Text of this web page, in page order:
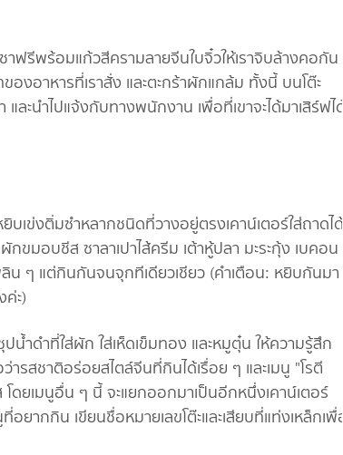
ฟรีพร้อมแก้วสีครามลายจีนใบจิ๋วให้เราจิบล้างคอกัน
งอาหารที่เราสั่ง และตะกร้าผักแกล้ม ทั้งนี้ บนโต๊ะ
และนำไปแจ้งกับทางพนักงาน เพื่อที่เขาจะได้มาเสิร์ฟได้
บเข่งติ่มซำหลากชนิดที่วางอยู่ตรงเคาน์เตอร์ใส่ถาดได้
ขมอบชีส ซาลาเปาไส้ครีม เต้าหู้ปลา มะระกุ้ง เบคอน
น ๆ แต่กินกันจนจุกทีเดียวเชียว (คำเตือน: หยิบกันมา
ะ)
น้ำดำที่ใส่ผัก ใส่เห็ดเข็มทอง และหมูตุ๋น ให้ความรู้สึก
สชาติอร่อยสไตล์จีนที่กินได้เรื่อย ๆ และเมนู "โรตี
ดยเมนูอื่น ๆ นี้ จะแยกออกมาเป็นอีกหนึ่งเคาน์เตอร์
ยากกิน เขียนชื่อหมายเลขโต๊ะและเสียบที่แท่งเหล็กเพื่อ